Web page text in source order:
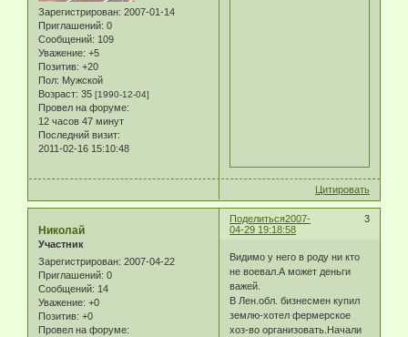
Зарегистрирован: 2007-01-14
Приглашений: 0
Сообщений: 109
Уважение: +5
Позитив: +20
Пол: Мужской
Возраст: 35 [1990-12-04]
Провел на форуме:
12 часов 47 минут
Последний визит:
2011-02-16 15:10:48
Цитировать
Поделиться 3
2007-
04-29 19:18:58
Николай
Участник
Зарегистрирован: 2007-04-22
Приглашений: 0
Сообщений: 14
Уважение: +0
Позитив: +0
Провел на форуме:
Видимо у него в роду ни кто
не воевал.А может деньги
важей.
В Лен.обл. бизнесмен купил
землю-хотел фермерское
хоз-во организовать.Начали